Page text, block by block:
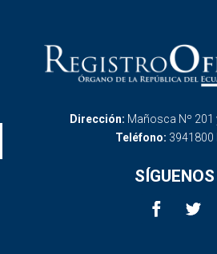
Dirección: Mañosca Nº 201
Teléfono: 3941800
SÍGUENOS